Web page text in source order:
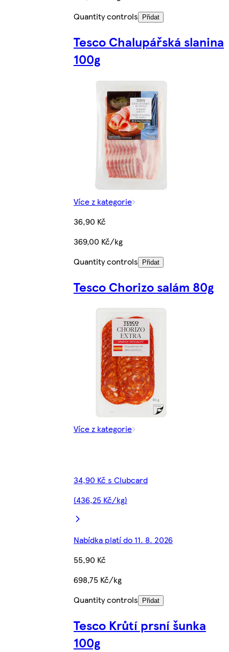
Quantity controls
Přidat
Tesco Chalupářská slanina
100g
Více z kategorie
36,90 Kč
369,00 Kč/kg
Quantity controls
Přidat
Tesco Chorizo salám 80g
Více z kategorie
34,90 Kč s Clubcard
(436,25 Kč/kg)
Nabídka platí do 11. 8. 2026
55,90 Kč
698,75 Kč/kg
Quantity controls
Přidat
Tesco Krůtí prsní šunka
100g